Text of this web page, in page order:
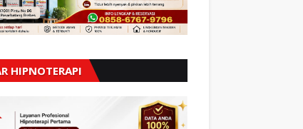
HIPNOTERAPI